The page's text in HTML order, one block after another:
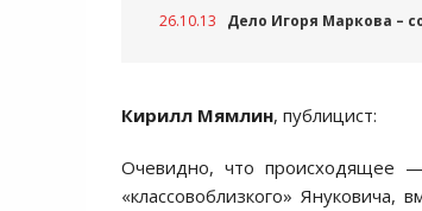
26.10.13
Дело Игоря Маркова –
Кирилл Мямлин, публицист:
Очевидно, что происходящее —
«классовоблизкого»